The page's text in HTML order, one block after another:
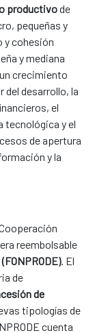
productivode
pequeñas y
y cohesión
y mediana
crecimiento
desarrollo, la
el
tecnológica y el
de apertura
y la
reembolsable
. El
de
de
tipologías de
cuenta